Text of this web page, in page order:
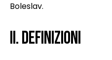
Boleslav.
II. DEFINIZIONI